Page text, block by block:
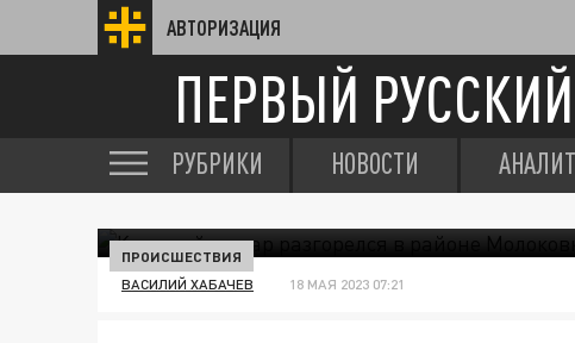
АВТОРИЗАЦИЯ
ПЕРВЫЙ РУССКИЙ
РУБРИКИ НОВОСТИ
ПРОИСШЕСТВИЯ
ВАСИЛИЙ ХАБАЧЕВ 18 МАЯ 2023 07:21